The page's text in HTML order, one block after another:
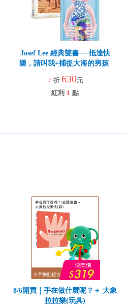
Josef Lee 經典雙書──抵達快
樂，請叫我+捕捉大海的男孩
7 折 630元
紅利 1 點
8/6開買｜手在做什麼呢？＋ 大象
拉拉樂(玩具)